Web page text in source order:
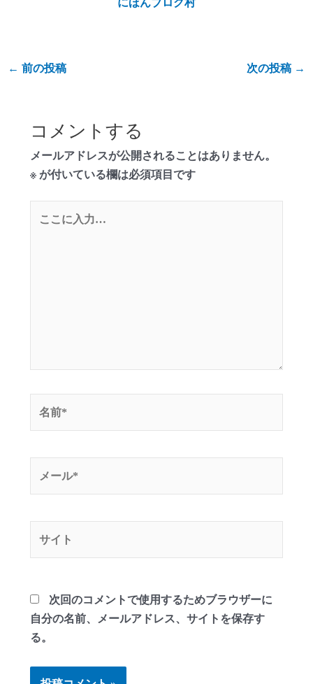
にほんブログ村
← 前の投稿 次の投稿 →
コメントする
メールアドレスが公開されることはありません。
※が付いている欄は必須項目です
*
次回のコメントで使用するためブラウザーに
自分の名前、メールアドレス、サイトを保存す
る。